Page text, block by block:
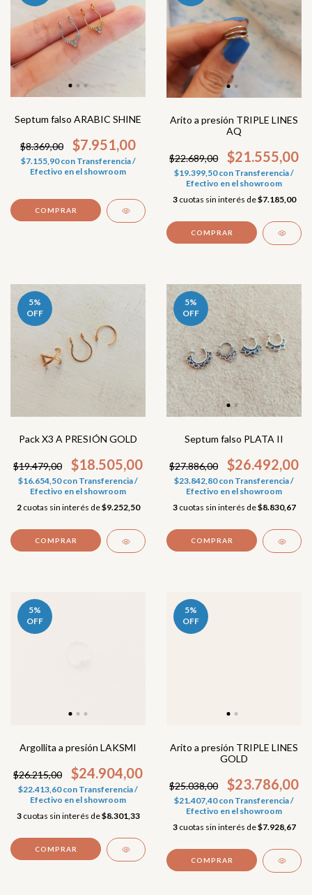
Septum falso ARABIC SHINE
$8.369,00 $7.951,00
$7.155,90con Transferencia /
Efectivo en el showroom
COMPRAR
Arito a presión TRIPLE LINES
AQ
$22.689,00 $21.555,00
$19.399,50con Transferencia /
Efectivo en el showroom
3 cuotas sin interés de$7.185,00
5%
OFF
Pack X3 A PRESIÓN GOLD
$19.479,00 $18.505,00
$16.654,50con Transferencia /
Efectivo en el showroom
2 cuotas sin interés de$9.252,50
5%
OFF
Septum falso PLATA II
$27.886,00 $26.492,00
$23.842,80con Transferencia /
Efectivo en el showroom
3 cuotas sin interés de$8.830,67
COMPRAR
5%
OFF
Argollita a presión LAKSMI
$26.215,00 $24.904,00
$22.413,60con Transferencia /
Efectivo en el showroom
3 cuotas sin interés de$8.301,33
5%
OFF
Arito a presión TRIPLE LINES
GOLD
$25.038,00 $23.786,00
$21.407,40con Transferencia /
Efectivo en el showroom
3 cuotas sin interés de$7.928,67